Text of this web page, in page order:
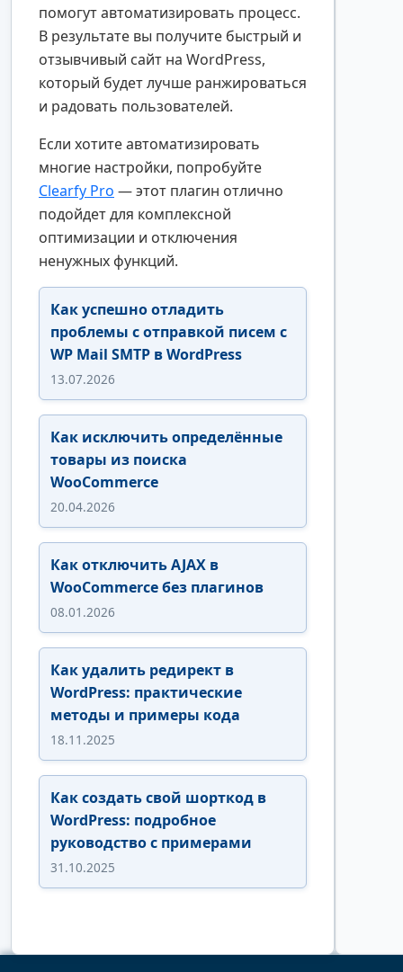
помогут автоматизировать процесс.
В результате вы получите быстрый и
отзывчивый сайт на WordPress,
который будет лучше ранжироваться
и радовать пользователей.
Если хотите автоматизировать
многие настройки, попробуйте
Clearfy Pro — этот плагин отлично
подойдет для комплексной
оптимизации и отключения
ненужных функций.
Как успешно отладить
проблемы с отправкой писем с
WP Mail SMTP в WordPress
13.07.2026
Как исключить определённые
товары из поиска
WooCommerce
20.04.2026
Как отключить AJAX в
WooCommerce без плагинов
08.01.2026
Как удалить редирект в
WordPress: практические
методы и примеры кода
18.11.2025
Как создать свой шорткод в
WordPress: подробное
руководство с примерами
31.10.2025